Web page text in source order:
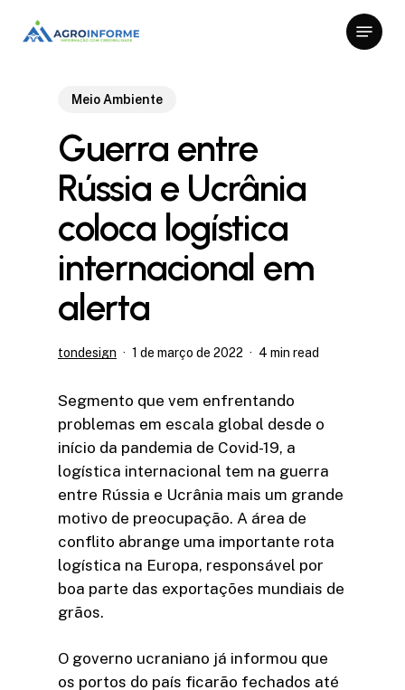
Menu
Meio Ambiente
Guerra entre
Rússia e Ucrânia
coloca logística
internacional em
alerta
tondesign 1 de março de 2022 4 min read
Segmento que vem enfrentando
problemas em escala global desde o
início da pandemia de Covid-19, a
logística internacional tem na guerra
entre Rússia e Ucrânia mais um grande
motivo de preocupação. A área de
conflito abrange uma importante rota
logística na Europa, responsável por
boa parte das exportações mundiais de
grãos.
O governo ucraniano já informou que
os portos do país ficarão fechados até